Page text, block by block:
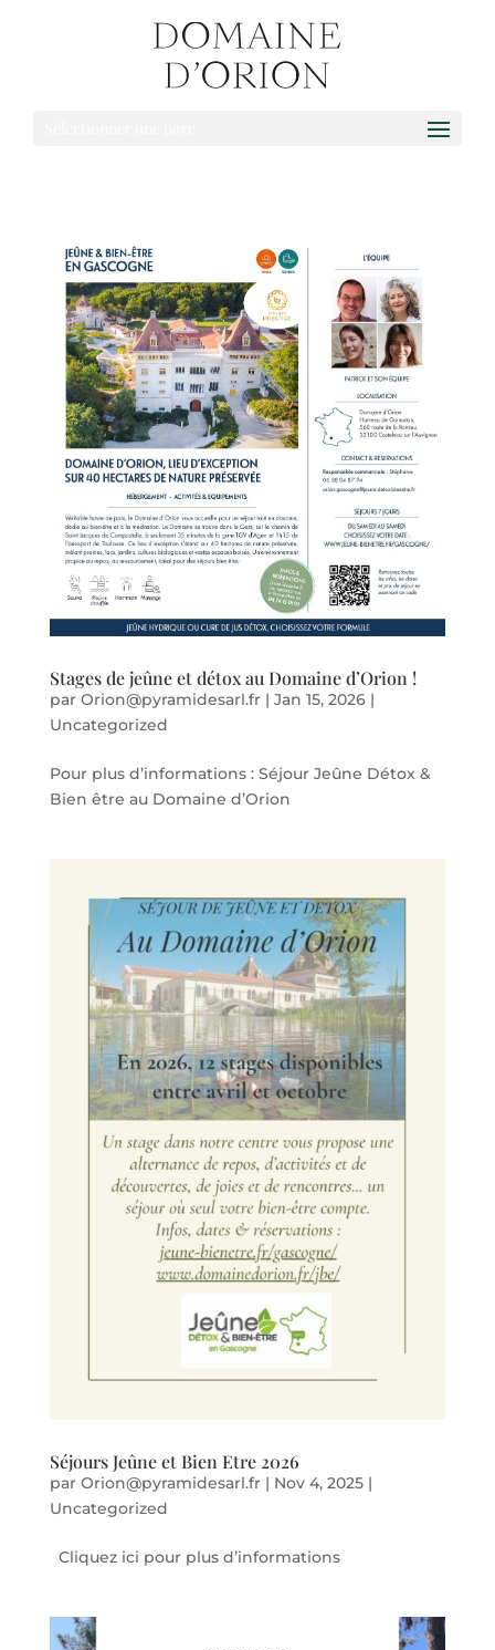
Stages de jeûne et détox au Domaine d’Orion !
par Orion@pyramidesarl.fr| Jan 15, 2026|
Uncategorized
Pour plus d’informations : Séjour Jeûne Détox &
Bien être au Domaine d’Orion
Séjours Jeûne et Bien Etre 2026
par Orion@pyramidesarl.fr| Nov 4, 2025|
Uncategorized
Cliquez ici pour plus d’informations